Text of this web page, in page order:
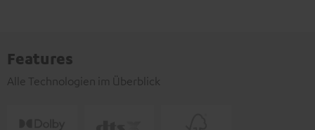
Features
Alle Technologien im Überblick